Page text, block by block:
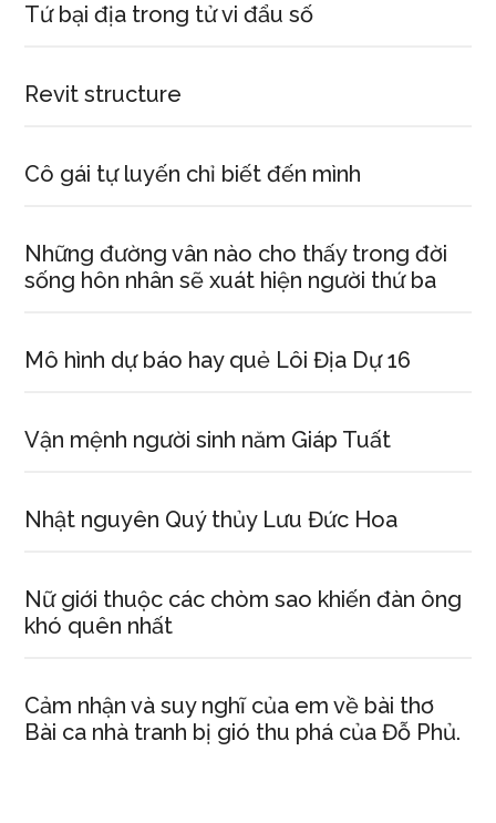
Tứ bại địa trong tử vi đẩu số
Revit structure
Cô gái tự luyến chỉ biết đến mình
Những đường vân nào cho thấy trong đời
sống hôn nhân sẽ xuát hiện người thứ ba
Mô hình dự báo hay quẻ Lôi Địa Dự 16
Vận mệnh người sinh năm Giáp Tuất
Nhật nguyên Quý thủy Lưu Đức Hoa
Nữ giới thuộc các chòm sao khiến đàn ông
khó quên nhất
Cảm nhận và suy nghĩ của em về bài thơ
Bài ca nhà tranh bị gió thu phá của Đỗ Phủ.